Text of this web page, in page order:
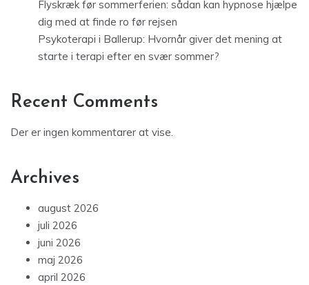
Flyskræk før sommerferien: sådan kan hypnose hjælpe
dig med at finde ro før rejsen
Psykoterapi i Ballerup: Hvornår giver det mening at
starte i terapi efter en svær sommer?
Recent Comments
Der er ingen kommentarer at vise.
Archives
august 2026
juli 2026
juni 2026
maj 2026
april 2026